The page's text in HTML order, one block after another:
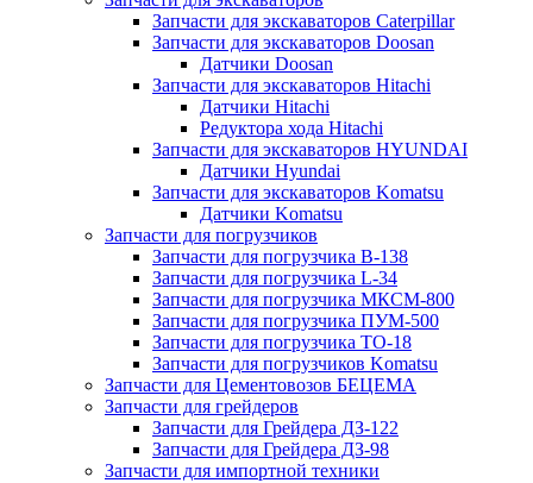
Запчасти для экскаваторов Caterpillar
Запчасти для экскаваторов Doosan
Датчики Doosan
Запчасти для экскаваторов Hitachi
Датчики Hitachi
Редуктора хода Hitachi
Запчасти для экскаваторов HYUNDAI
Датчики Hyundai
Запчасти для экскаваторов Komatsu
Датчики Komatsu
Запчасти для погрузчиков
Запчасти для погрузчика B-138
Запчасти для погрузчика L-34
Запчасти для погрузчика МКСМ-800
Запчасти для погрузчика ПУМ-500
Запчасти для погрузчика ТО-18
Запчасти для погрузчиков Komatsu
Запчасти для Цементовозов БЕЦЕМА
Запчасти для грейдеров
Запчасти для Грейдера ДЗ-122
Запчасти для Грейдера ДЗ-98
Запчасти для импортной техники